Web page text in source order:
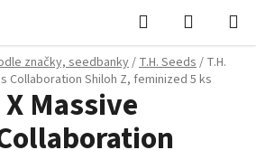
Hledat
KOŠÍK
značky, seedbanky/T.H. Seeds/ T.H.
Collaboration Shiloh Z, feminized 5 ks
Massive